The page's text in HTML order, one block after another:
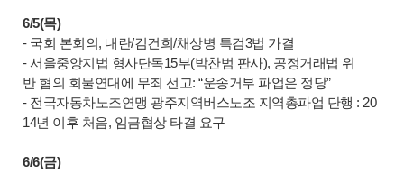
6/5(목)
- 국회 본회의, 내란/김건희/채상병 특검3법 가결
- 서울중앙지법 형사단독15부(박찬범 판사), 공정거래법 위
반 혐의 회물연대에 무죄 선고: “운송거부 파업은 정당”
- 전국자동차노조연맹 광주지역버스노조 지역총파업 단행 : 20
14년 이후 처음, 임금협상 타결 요구
6/6(금)